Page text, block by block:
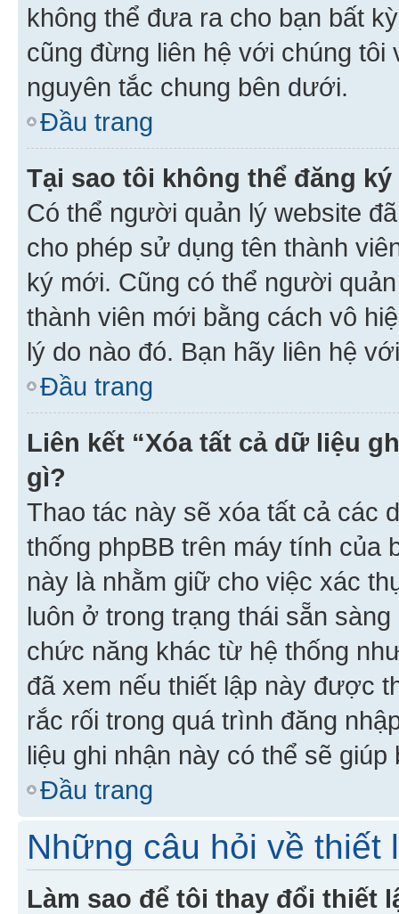
không thể đưa ra cho bạn bất
cũng đừng liên hệ với chúng
nguyên tắc chung bên dưới.
Đầu trang
Tại sao tôi không thể đăng
Có thể người quản lý website
cho phép sử dụng tên thành
ký mới. Cũng có thể người
thành viên mới bằng cách vô
lý do nào đó. Bạn hãy liên hệ
Đầu trang
Liên kết “Xóa tất cả dữ liệu
gì?
Thao tác này sẽ xóa tất cả các
thống phpBB trên máy tính của
này là nhằm giữ cho việc xác
luôn ở trong trạng thái sẵn
chức năng khác từ hệ thống
đã xem nếu thiết lập này được
rắc rối trong quá trình đăng
liệu ghi nhận này có thể sẽ
Đầu trang
Những câu hỏi về thiết
Làm sao để tôi thay đổi thiết